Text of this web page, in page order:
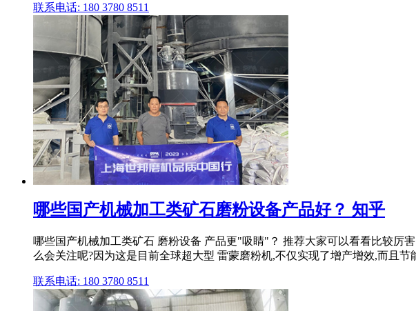
联系电话: 180 3780 8511
哪些国产机械加工类矿石磨粉设备产品好？ 知乎
哪些国产机械加工类矿石 磨粉设备 产品更"吸睛"？ 推荐大家可以看看比较厉
么会关注呢?因为这是目前全球超大型 雷蒙磨粉机,不仅实现了增产增效,而且节
联系电话: 180 3780 8511